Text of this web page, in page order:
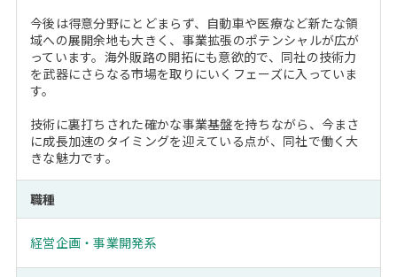
今後は得意分野にとどまらず、自動車や医療など新たな領
域への展開余地も大きく、事業拡張のポテンシャルが広が
っています。海外販路の開拓にも意欲的で、同社の技術力
を武器にさらなる市場を取りにいくフェーズに入っていま
す。
技術に裏打ちされた確かな事業基盤を持ちながら、今まさ
に成長加速のタイミングを迎えている点が、同社で働く大
きな魅力です。
職種
経営企画・事業開発系